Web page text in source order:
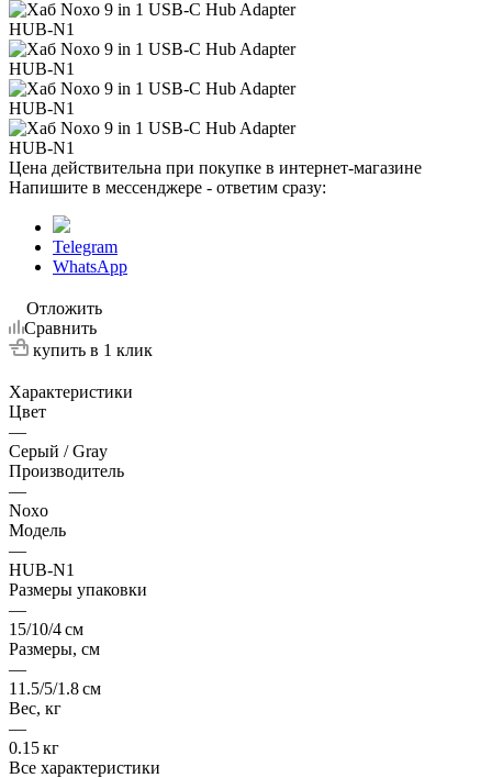
Цена действительна при покупке в интернет-магазине
Напишите в мессенджере - ответим сразу:
Telegram
WhatsApp
Отложить
Сравнить
купить в 1 клик
Характеристики
Цвет
—
Серый / Gray
Производитель
—
Noxo
Модель
—
HUB-N1
Размеры упаковки
—
15/10/4 см
Размеры, см
—
11.5/5/1.8 см
Вес, кг
—
0.15 кг
Все характеристики